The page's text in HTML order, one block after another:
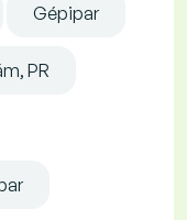
Gépipar
PR